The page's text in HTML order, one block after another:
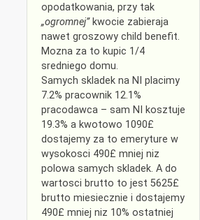
opodatkowania, przy tak
„ogromnej”kwocie zabieraja
nawet groszowy child benefit.
Mozna za to kupic 1/4
sredniego domu.
Samych skladek na NI placimy
7.2% pracownik 12.1%
pracodawca – sam NI kosztuje
19.3% a kwotowo 1090£
dostajemy za to emeryture w
wysokosci 490£ mniej niz
polowa samych skladek. A do
wartosci brutto to jest 5625£
brutto miesiecznie i dostajemy
490£ mniej niz 10% ostatniej